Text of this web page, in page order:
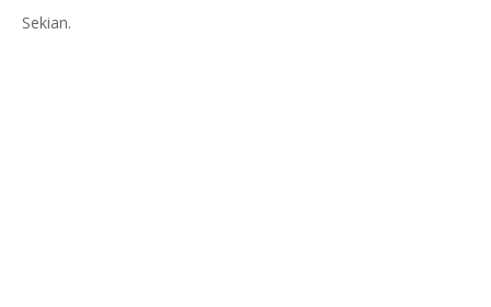
Sekian.